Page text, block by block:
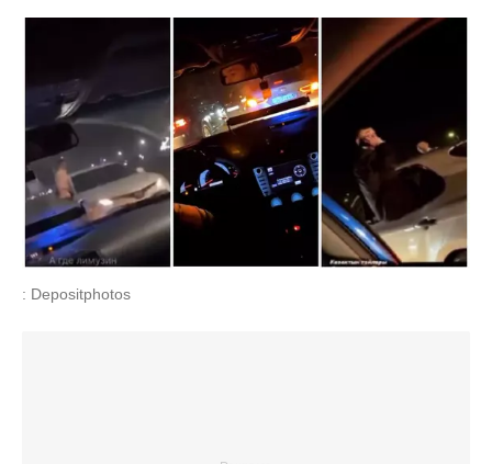
: Depositphotos